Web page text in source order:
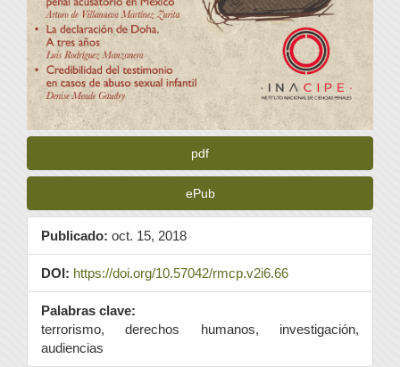
pdf
ePub
Publicado: oct. 15, 2018
DOI: https://doi.org/10.57042/rmcp.v2i6.66
Palabras clave:
terrorismo, derechos humanos, investigación,
audiencias